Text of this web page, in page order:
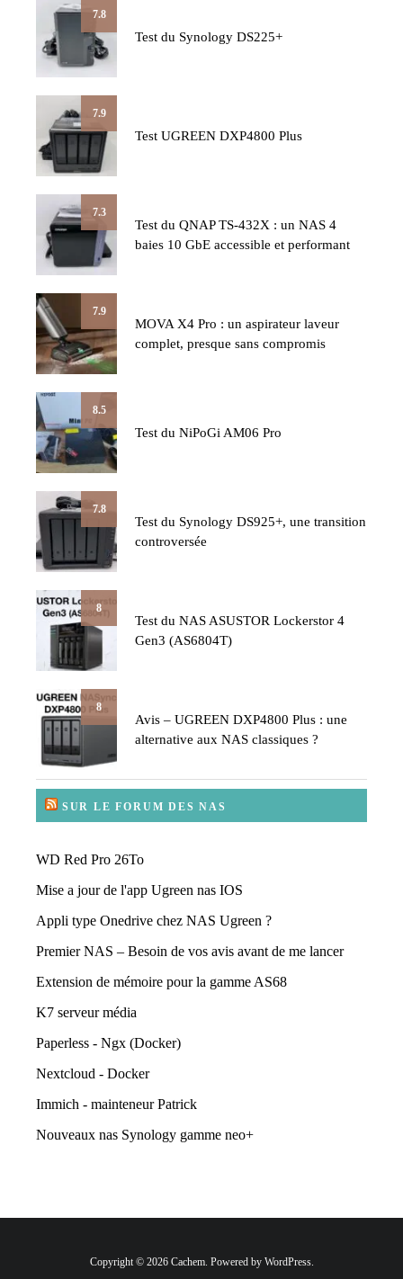
7.8
Test du Synology DS225+
7.9
Test UGREEN DXP4800 Plus
7.3
Test du QNAP TS-432X : un NAS 4
baies 10 GbE accessible et performant
7.9
MOVA X4 Pro : un aspirateur laveur
complet, presque sans compromis
8.5
Test du NiPoGi AM06 Pro
7.8
Test du Synology DS925+, une transition
controversée
8
Test du NAS ASUSTOR Lockerstor 4
Gen3 (AS6804T)
8
Avis – UGREEN DXP4800 Plus : une
alternative aux NAS classiques ?
SUR LE FORUM DES NAS
WD Red Pro 26To
Mise a jour de l'app Ugreen nas IOS
Appli type Onedrive chez NAS Ugreen ?
Premier NAS – Besoin de vos avis avant de me lancer
Extension de mémoire pour la gamme AS68
K7 serveur média
Paperless - Ngx (Docker)
Nextcloud - Docker
Immich - mainteneur Patrick
Nouveaux nas Synology gamme neo+
Copyright © 2026 Cachem. Powered by WordPress.